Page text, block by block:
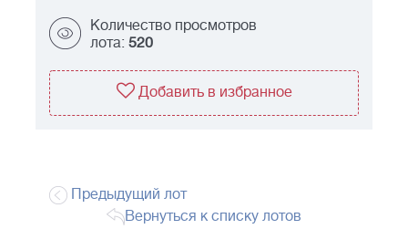
Количество просмотров
лота: 520
Добавить в избранное
Предыдущий лот
Вернуться к списку лотов